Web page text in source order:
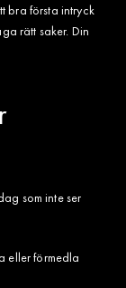
bra första intryck
rätt saker. Din
som inte ser
eller förmedla